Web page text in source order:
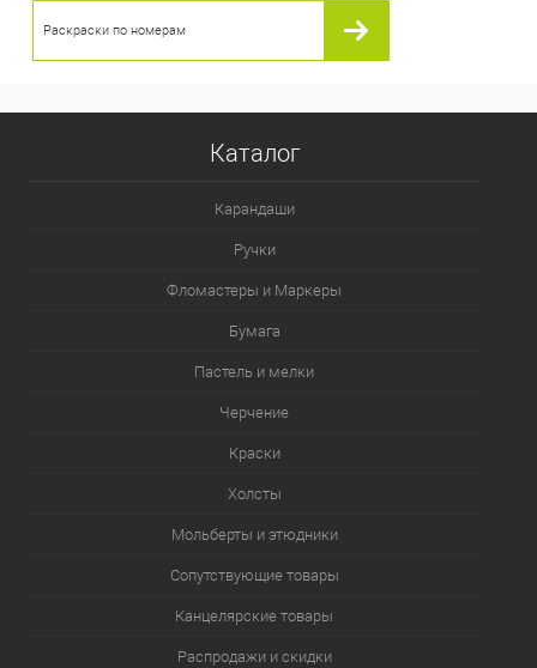
Раскраски по номерам
Каталог
Карандаши
Ручки
Фломастеры и Маркеры
Бумага
Пастель и мелки
Черчение
Краски
Холсты
Мольберты и этюдники
Сопутствующие товары
Канцелярские товары
Распродажи и скидки